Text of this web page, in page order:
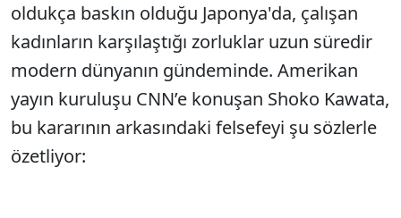
oldukça baskın olduğu Japonya'da, çalışan
kadınların karşılaştığı zorluklar uzun süredir
modern dünyanın gündeminde. Amerikan
yayın kuruluşu CNN’e konuşan Shoko Kawata,
bu kararının arkasındaki felsefeyi şu sözlerle
özetliyor: